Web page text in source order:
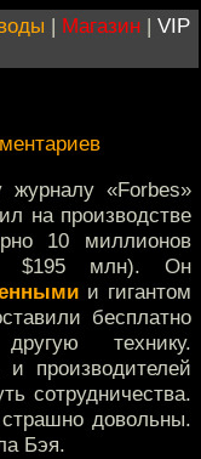
| Магазин | VIP
журналу «Forbes»
на производстве
10 миллионов
$195 млн). Он
и гигантом
бесплатно
технику.
и производителей
сотрудничества.
довольны.
Бэя.